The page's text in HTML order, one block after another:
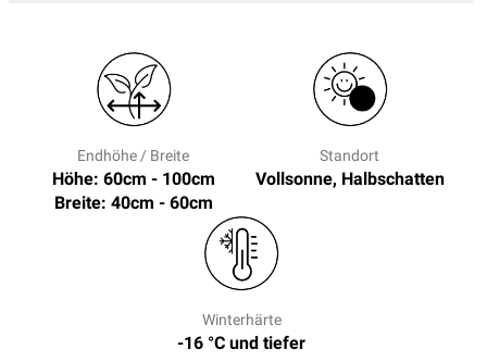
Endhöhe / Breite
Höhe: 60cm - 100cm
Breite: 40cm - 60cm
Standort
Vollsonne, Halbschatten
Winterhärte
-16 °C und tiefer